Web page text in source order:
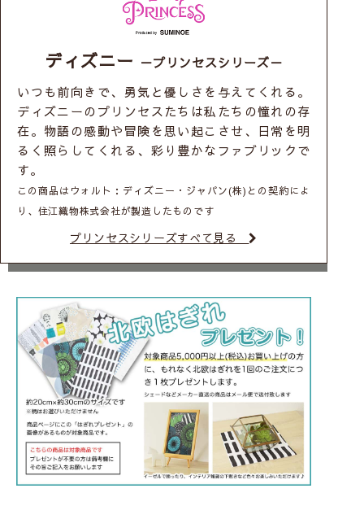
ディズニー －プリンセスシリーズ－
いつも前向きで、勇気と優しさを与えてくれる。
ディズニーのプリンセスたちは私たちの憧れの存
在。物語の感動や冒険を思い起こさせ、日常を明
るく照らしてくれる、彩り豊かなファブリックで
す。
この商品はウォルト：ディズニー・ジャパン(株)との契約によ
り、住江織物株式会社が製造したものです
プリンセスシリーズすべて見る